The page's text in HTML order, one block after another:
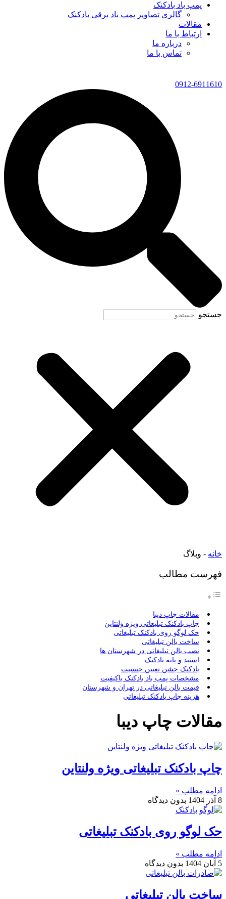
پمپ باد بادکنک
گالری تصاویر پمپ باد برقی بادکنک
مقالات
ارتباط با ما
درباره ما
تماس با ما
0912-6911610
جستجو
خانه - وبلاگ
فهرست مطالب
مقالات چاپ دیبا
چاپ بادکنک تبلیغاتی ویژه ولنتاین
حک لوگو روی بادکنک تبلیغاتی
ساخت بالن تبلیغاتی
نصب بالن تبلیغاتی در شهرستان ها
استند و پایه بادکنک
بادکنک جشن تعیین جنسیت
مشخصات پمپ باد بادکنک باکیفیت
قیمت بالن تبلیغاتی در تهران و شهرستان
هزینه چاپ بادکنک تبلیغاتی
مقالات چاپ دیبا
چاپ بادکنک تبلیغاتی ویژه ولنتاین
ادامه مطلب »
8 آذر 1404
بدون دیدگاه
حک لوگو روی بادکنک تبلیغاتی
ادامه مطلب »
5 آبان 1404
بدون دیدگاه
ساخت بالن تبلیغاتی